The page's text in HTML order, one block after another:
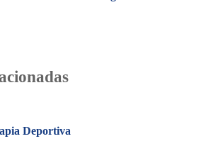
Deportiva